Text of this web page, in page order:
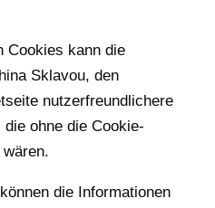
Cookies kann die
Sklavou, den
nutzerfreundlichere
ohne die Cookie-
die Informationen